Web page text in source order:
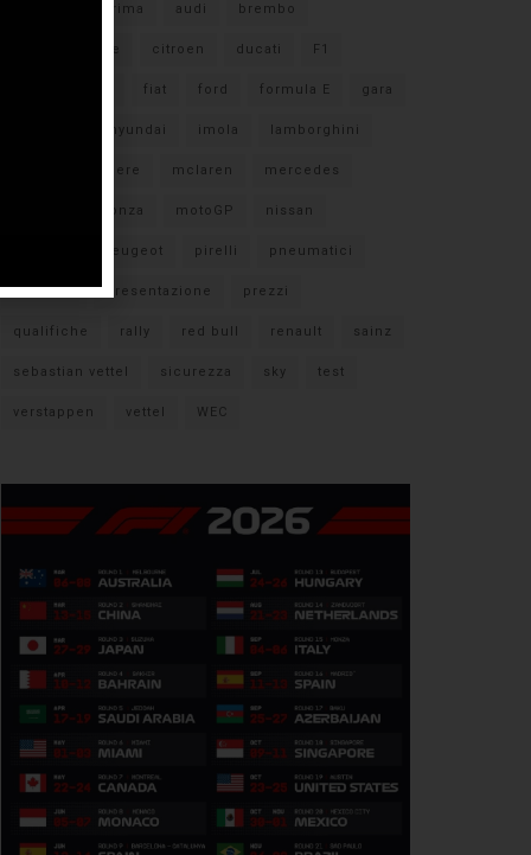
anteprima audi brembo
caratteristiche citroen ducati F1
fiat ford formula E gara
hyundai imola lamborghini
libere mclaren mercedes
monza motoGP nissan
peugeot pirelli pneumatici
porsche presentazione prezzi
qualifiche rally red bull renault sainz
sebastian vettel sicurezza sky test
verstappen vettel WEC